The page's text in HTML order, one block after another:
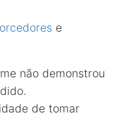
e
não demonstrou
de tomar